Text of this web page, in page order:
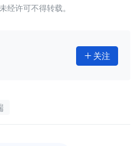
经许可不得转载。
 关注